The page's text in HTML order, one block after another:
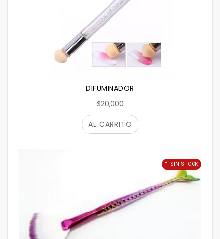
DIFUMINADOR
$20,000
AL CARRITO
SIN STOCK